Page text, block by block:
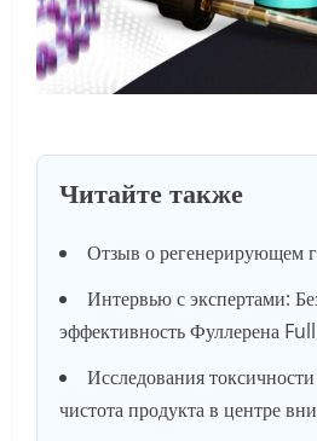
Читайте также
Отзыв о регенерирующем
Интервью с экспертами:
эффективность Фуллерена
Исследования
чистота продукта в центре